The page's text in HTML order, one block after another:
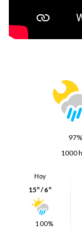
97%
1000
Hoy
15º / 6º
100%